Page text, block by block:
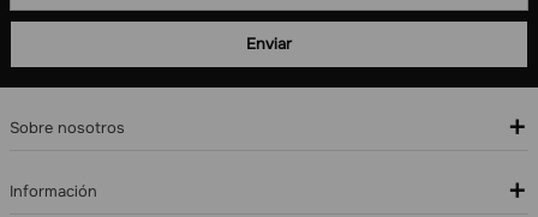
Sobre nosotros +
Información +